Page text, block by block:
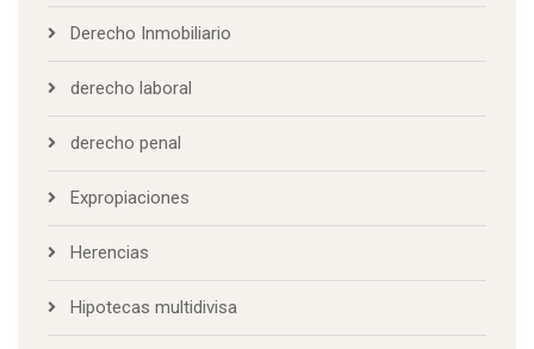
Derecho Inmobiliario
derecho laboral
derecho penal
Expropiaciones
Herencias
Hipotecas multidivisa